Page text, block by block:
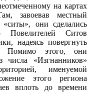
на картах
завоевав местный
они сделались
Повелителей Ситов
надеясь повергнуть
Помимо этого, они
числа «Изгнанников»
именуемой
этого региона
вплоть до времени